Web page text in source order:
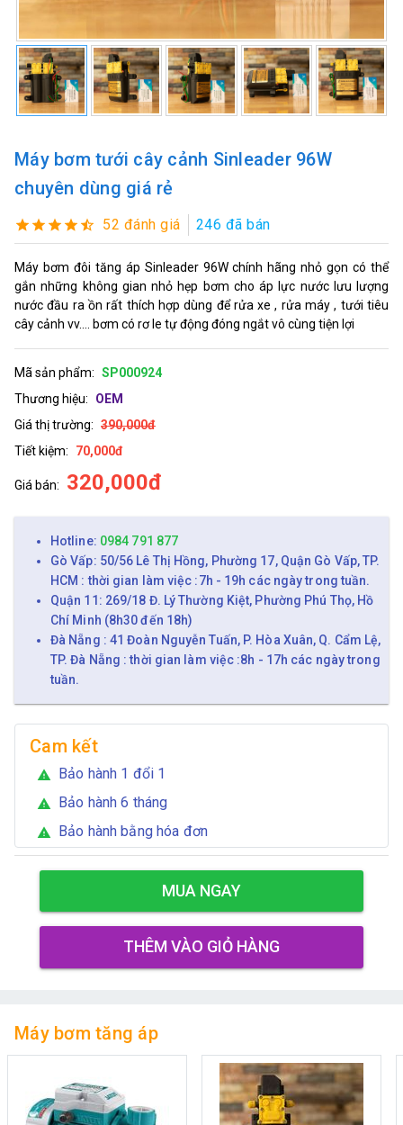
Máy bơm tưới cây cảnh Sinleader 96W
chuyên dùng giá rẻ
52 đánh giá 246 đã bán
Máy bơm đôi tăng áp Sinleader 96W chính hãng nhỏ gọn có thể
gắn những không gian nhỏ hẹp bơm cho áp lực nước lưu lượng
nước đầu ra ồn rất thích hợp dùng để rửa xe , rửa máy , tưới tiêu
cây cảnh vv.... bơm có rơ le tự động đóng ngắt vô cùng tiện lợi
Mã sản phẩm: SP000924
Thương hiệu:
OEM
Giá thị trường: 390,000đ
Tiết kiệm:
70,000đ
Giá bán: 320,000đ
Hotline: 0984 791 877
Gò Vấp: 50/56 Lê Thị Hồng, Phường 17, Quận Gò Vấp, TP.
HCM : thời gian làm việc :7h - 19h các ngày trong tuần.
Quận 11: 269/18 Đ. Lý Thường Kiệt, Phường Phú Thọ, Hồ
Chí Minh (8h30 đến 18h)
Đà Nẵng : 41 Đoàn Nguyễn Tuấn, P. Hòa Xuân, Q. Cẩm Lệ,
TP. Đà Nẵng : thời gian làm việc :8h - 17h các ngày trong
tuần.
Cam kết
warning Bảo hành 1 đổi 1
warning Bảo hành 6 tháng
warning Bảo hành bằng hóa đơn
MUA NGAY
THÊM VÀO GIỎ HÀNG
Máy bơm tăng áp